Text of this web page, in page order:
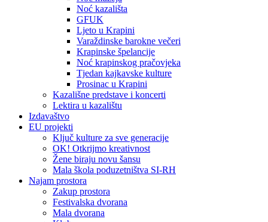
Noć kazališta
GFUK
Ljeto u Krapini
Varaždinske barokne večeri
Krapinske špelancije
Noć krapinskog pračovjeka
Tjedan kajkavske kulture
Prosinac u Krapini
Kazališne predstave i koncerti
Lektira u kazalištu
Izdavaštvo
EU projekti
Ključ kulture za sve generacije
OK! Otkrijmo kreativnost
Žene biraju novu šansu
Mala škola poduzetništva SI-RH
Najam prostora
Zakup prostora
Festivalska dvorana
Mala dvorana